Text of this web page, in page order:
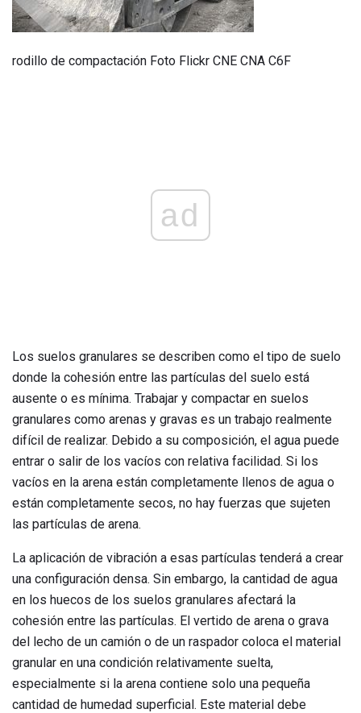
rodillo de compactación Foto Flickr CNE CNA C6F
ad
Los suelos granulares se describen como el tipo de suelo
donde la cohesión entre las partículas del suelo está
ausente o es mínima. Trabajar y compactar en suelos
granulares como arenas y gravas es un trabajo realmente
difícil de realizar. Debido a su composición, el agua puede
entrar o salir de los vacíos con relativa facilidad. Si los
vacíos en la arena están completamente llenos de agua o
están completamente secos, no hay fuerzas que sujeten
las partículas de arena.
La aplicación de vibración a esas partículas tenderá a crear
una configuración densa. Sin embargo, la cantidad de agua
en los huecos de los suelos granulares afectará la
cohesión entre las partículas. El vertido de arena o grava
del lecho de un camión o de un raspador coloca el material
granular en una condición relativamente suelta,
especialmente si la arena contiene solo una pequeña
cantidad de humedad superficial. Este material debe